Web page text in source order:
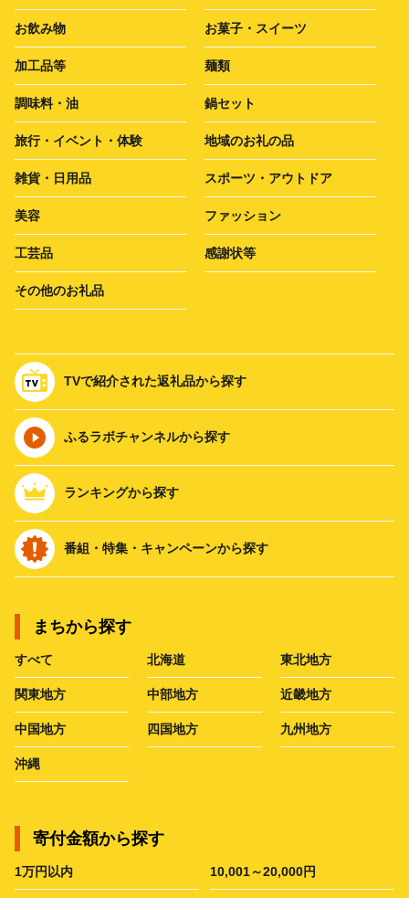
お飲み物 お菓子・スイーツ
加工品等 麺類
調味料・油 鍋セット
旅行・イベント・体験 地域のお礼の品
雑貨・日用品 スポーツ・アウトドア
美容 ファッション
工芸品 感謝状等
その他のお礼品
TVで紹介された返礼品から探す
ふるラボチャンネルから探す
ランキングから探す
番組・特集・キャンペーンから探す
まちから探す
すべて 北海道 東北地方
関東地方 中部地方 近畿地方
中国地方 四国地方 九州地方
沖縄
寄付金額から探す
1万円以内 10,001～20,000円